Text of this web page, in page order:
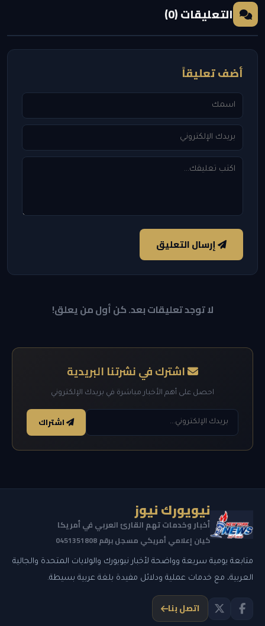
التعليقات (0)
أضف تعليقاً
إرسال التعليق
لا توجد تعليقات بعد. كن أول من يعلق!
اشترك في نشرتنا البريدية
احصل على أهم الأخبار مباشرة في بريدك الإلكتروني
اشتراك
نيويورك نيوز
أخبار وخدمات تهم القارئ العربي في أمريكا
كيان إعلامي أمريكي مسجل برقم 0451351808
متابعة يومية سريعة وواضحة لأخبار نيويورك والولايات المتحدة والجالية
العربية، مع خدمات عملية ودلائل مفيدة بلغة عربية بسيطة.
اتصل بنا